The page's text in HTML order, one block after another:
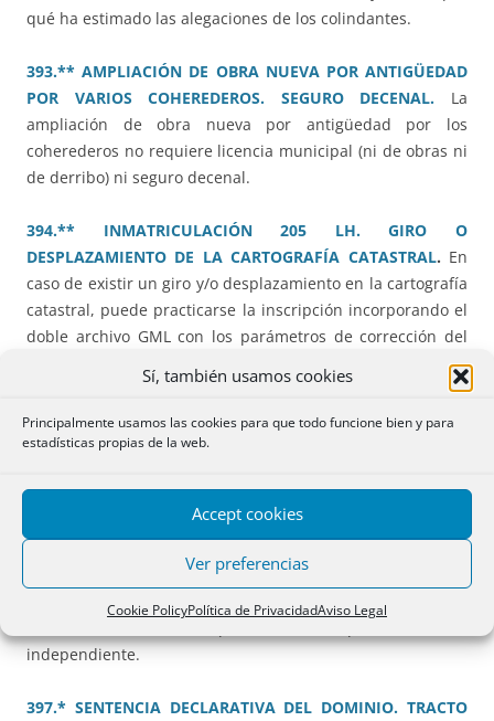
Sí, también usamos cookies
Principalmente usamos las cookies para que todo funcione bien y para
estadísticas propias de la web.
Accept cookies
Ver preferencias
Cookie PolicyPolítica de PrivacidadAviso Legal
qué ha estimado las alegaciones de los colindantes.
393.** AMPLIACIÓN DE OBRA NUEVA POR ANTIGÜEDAD
POR VARIOS COHEREDEROS. SEGURO DECENAL. La
ampliación de obra nueva por antigüedad por los
coherederos no requiere licencia municipal (ni de obras ni
de derribo) ni seguro decenal.
394.** INMATRICULACIÓN 205 LH. GIRO O
DESPLAZAMIENTO DE LA CARTOGRAFÍA CATASTRAL. En
caso de existir un giro y/o desplazamiento en la cartografía
catastral, puede practicarse la inscripción incorporando el
doble archivo GML con los parámetros de corrección del
deslazamiento. El recurso debe resolverse atendiendo a los
documentos de que disponía el registrador en el momento
de la emisión de su calificación.
ELEMENTOS PRIVATIVOS DE UN INMUEBLE EN RÉGIMEN
DE PROPIEDAD HORIZONTAL.En una propiedad
licencia municipal por haber prescrito la acción
urbanística, si la segregación comporta un incremento de
independiente.
397.* SENTENCIA DECLARATIVA DEL DOMINIO. TRACTO